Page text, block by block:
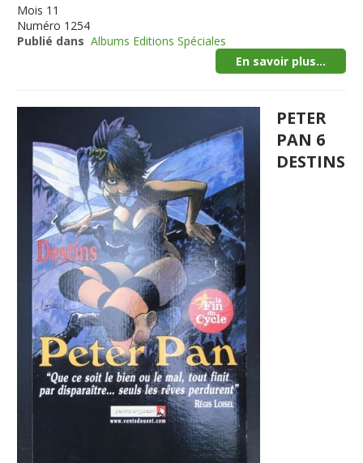
Mois 11
Numéro 1254
Publié dans Albums Editions Spéciales
En savoir plus...
PETER
PAN 6
DESTINS